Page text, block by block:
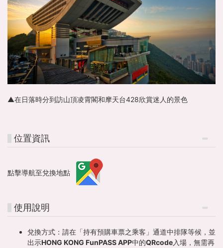
▲在日落時分到訪山頂凌霄閣和摩天台428欣賞迷人的景色
位置資訊
點擊導航至兌換地點
使用說明
兌換方式： 請在「持有預購車票之乘客」通道中排隊等候，並
出示HONG KONG FunPASS APP中的QRcode入場，無需再